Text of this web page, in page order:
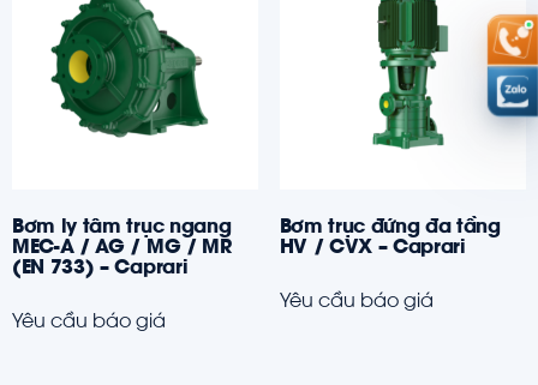
Bơm ly tâm trục ngang
MEC-A / AG / MG / MR
(EN 733) – Caprari
Yêu cầu báo giá
Bơm trục đứng đa tầng
HV / CVX – Caprari
Yêu cầu báo giá